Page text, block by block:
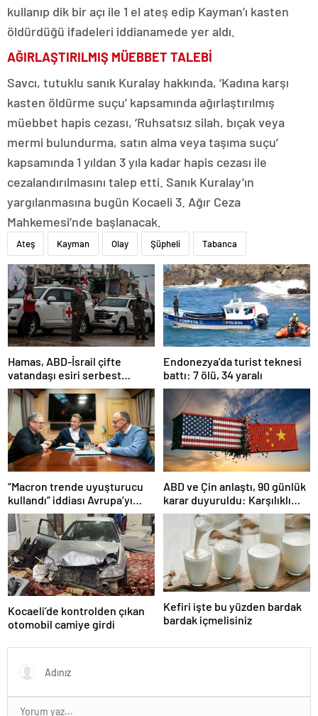
kullanıp dik bir açı ile 1 el ateş edip Kayman’ı kasten
öldürdüğü ifadeleri iddianamede yer aldı.
AĞIRLAŞTIRILMIŞ MÜEBBET TALEBİ
Savcı, tutuklu sanık Kuralay hakkında, ‘Kadına karşı
kasten öldürme suçu’ kapsamında ağırlaştırılmış
müebbet hapis cezası, ‘Ruhsatsız silah, bıçak veya
mermi bulundurma, satın alma veya taşıma suçu’
kapsamında 1 yıldan 3 yıla kadar hapis cezası ile
cezalandırılmasını talep etti. Sanık Kuralay’ın
yargılanmasına bugün Kocaeli 3. Ağır Ceza
Mahkemesi’nde başlanacak.
Ateş Kayman Olay Şüpheli Tabanca
Hamas, ABD-İsrail çifte
vatandaşı esiri serbest
bırakacağını duyurdu
Endonezya’da turist teknesi
battı: 7 ölü, 34 yaralı
“Macron trende uyuşturucu
kullandı” iddiası Avrupa’yı
karıştırmıştı: Fransa’dan
“peçeteli” yalanlama geldi!
ABD ve Çin anlaştı, 90 günlük
karar duyuruldu: Karşılıklı
tarife indirimi geldi!
Kocaeli’de kontrolden çıkan
otomobil camiye girdi
Kefiri işte bu yüzden bardak
bardak içmelisiniz